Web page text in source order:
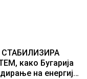
како Бугарија
на енергија